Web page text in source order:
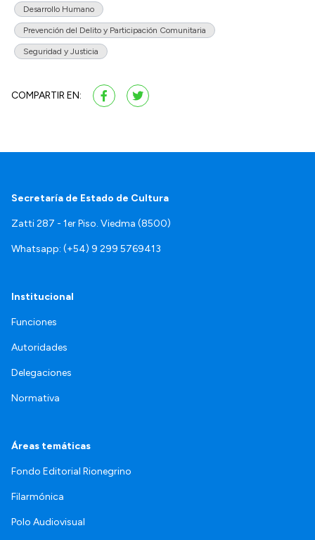
Desarrollo Humano
Prevención del Delito y Participación Comunitaria
Seguridad y Justicia
COMPARTIR EN:
Secretaría de Estado de Cultura
Zatti 287 - 1er Piso. Viedma (8500)
Whatsapp: (+54) 9 299 5769413
Institucional
Funciones
Autoridades
Delegaciones
Normativa
Áreas temáticas
Fondo Editorial Rionegrino
Filarmónica
Polo Audiovisual